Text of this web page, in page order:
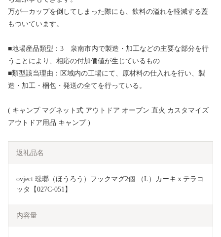
万が一カップを倒してしまった際にも、飲料の溢れを軽減する蓋
もついています。
■地場産品類型：3 泉南市内で製造・加工などの主要な部分を行
うことにより、相応の付加価値が生じているもの
■類型該当理由：区域内の工場にて、原材料の仕入れを行い、製
造・加工・梱包・発送の全てを行っている。
( キャンプ マグネット式 アウトドア オーブン 直火 カスタマイズ
アウトドア用品 キャンプ )
返礼品名
ovject 琺瑯（ほうろう）フックマグ2個 （L）カーキｘテラコ
ッタ【027C-051】
内容量